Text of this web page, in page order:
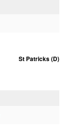
St Patricks (D)